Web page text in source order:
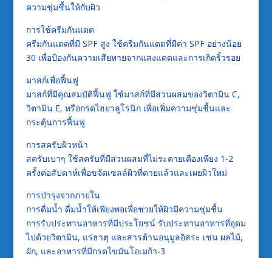
ความชุ่มชื้นให้กับผิว
การใช้ครีมกันแดด
ครีมกันแดดที่มี SPF สูง ใช้ครีมกันแดดที่มีค่า SPF อย่างน้อย
30 เพื่อป้องกันความเสียหายจากแสงแดดและการเกิดริ้วรอย
มาสก์เพื่อฟื้นฟู
มาสก์ที่มีคุณสมบัติฟื้นฟู ใช้มาสก์ที่มีส่วนผสมของวิตามิน C,
วิตามิน E, หรือกรดไฮยาลูโรนิก เพื่อเพิ่มความชุ่มชื้นและ
กระตุ้นการฟื้นฟู
การสครับผิวหน้า
สครับเบาๆ ใช้สครับที่มีส่วนผสมที่ไม่ระคายเคืองเพียง 1-2
ครั้งต่อสัปดาห์เพื่อขจัดเซลล์ผิวที่ตายแล้วและเผยผิวใหม่
การบำรุงจากภายใน
การดื่มน้ำ ดื่มน้ำให้เพียงพอเพื่อช่วยให้ผิวมีความชุ่มชื้น
การรับประทานอาหารที่มีประโยชน์ รับประทานอาหารที่อุดม
ไปด้วยวิตามิน, แร่ธาตุ และสารต้านอนุมูลอิสระ เช่น ผลไม้,
ผัก, และอาหารที่มีกรดไขมันโอเมก้า-3